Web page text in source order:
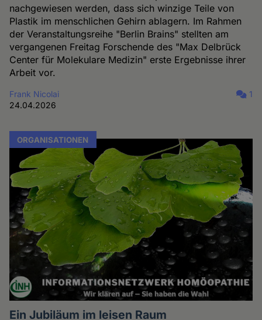
nachgewiesen werden, dass sich winzige Teile von
Plastik im menschlichen Gehirn ablagern. Im Rahmen
der Veranstaltungsreihe "Berlin Brains" stellten am
vergangenen Freitag Forschende des "Max Delbrück
Center für Molekulare Medizin" erste Ergebnisse ihrer
Arbeit vor.
Frank Nicolai
24.04.2026
1
ORGANISATIONEN
Ein Jubiläum im leisen Raum